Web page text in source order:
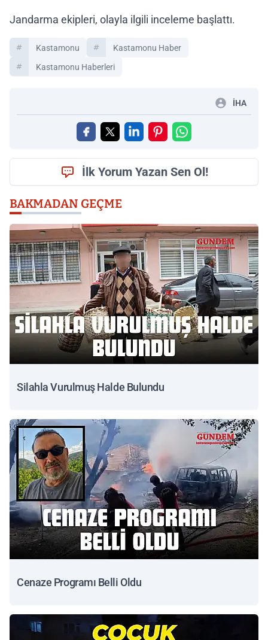
Jandarma ekipleri, olayla ilgili inceleme başlattı.
Kastamonu
Kastamonu Haber
Kastamonu Haberleri
İHA
İlk Yorum Yazan Sen Ol!
BAKMADAN GEÇME
Silahla Vurulmuş Halde Bulundu
Cenaze Programı Belli Oldu